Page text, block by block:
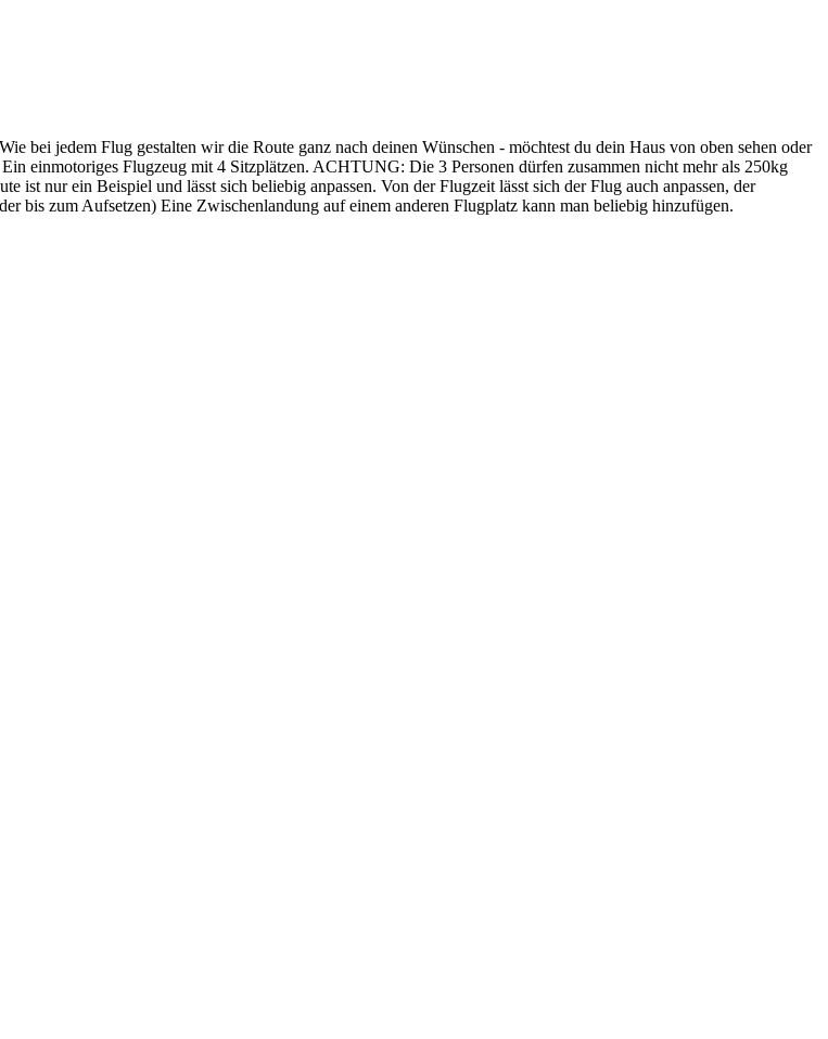
bei jedem Flug gestalten wir die Route ganz nach deinen Wünschen - möchtest du dein Haus von oben sehen oder
einmotoriges Flugzeug mit 4 Sitzplätzen. ACHTUNG: Die 3 Personen dürfen zusammen nicht mehr als 250kg
nur ein Beispiel und lässt sich beliebig anpassen. Von der Flugzeit lässt sich der Flug auch anpassen, der
bis zum Aufsetzen) Eine Zwischenlandung auf einem anderen Flugplatz kann man beliebig hinzufügen.